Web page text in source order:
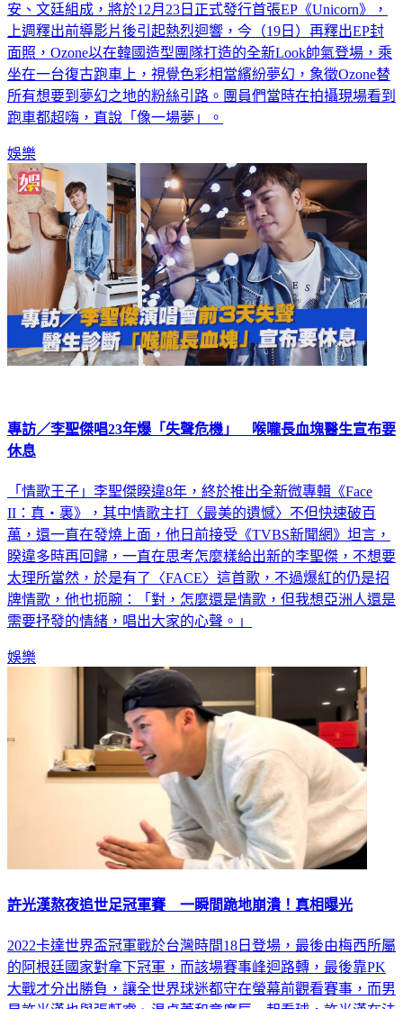
安、文廷組成，將於12月23日正式發行首張EP《Unicorn》，
上週釋出前導影片後引起熱烈迴響，今（19日）再釋出EP封
面照，Ozone以在韓國造型團隊打造的全新Look帥氣登場，乘
坐在一台復古跑車上，視覺色彩相當繽紛夢幻，象徵Ozone替
所有想要到夢幻之地的粉絲引路。團員們當時在拍攝現場看到
跑車都超嗨，直說「像一場夢」。
娛樂
專訪／李聖傑唱23年爆「失聲危機」 喉嚨長血塊醫生宣布要
休息
「情歌王子」李聖傑睽違8年，終於推出全新微專輯《Face
II：真・裏》，其中情歌主打〈最美的遺憾〉不但快速破百
萬，還一直在發燒上面，他日前接受《TVBS新聞網》坦言，
睽違多時再回歸，一直在思考怎麼樣給出新的李聖傑，不想要
太理所當然，於是有了〈FACE〉這首歌，不過爆紅的仍是招
牌情歌，他也扼腕：「對，怎麼還是情歌，但我想亞洲人還是
需要抒發的情緒，唱出大家的心聲。」
娛樂
許光漢熬夜追世足冠軍賽 一瞬間跪地崩潰！真相曝光
2022卡達世界盃冠軍戰於台灣時間18日登場，最後由梅西所屬
的阿根廷國家對拿下冠軍，而該場賽事峰迴路轉，最後靠PK
大戰才分出勝負，讓全世界球迷都守在螢幕前觀看賽事，而男